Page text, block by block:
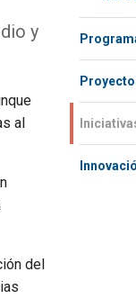
y
al
del